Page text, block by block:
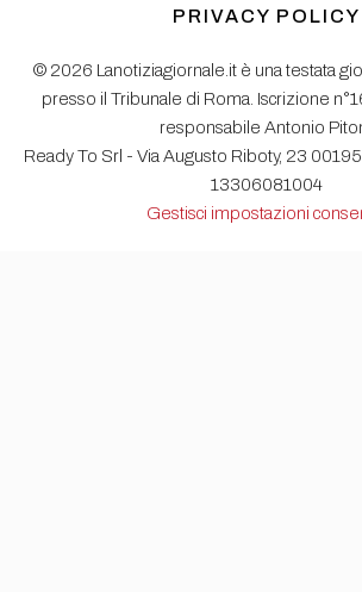
PRIVACY POLICY
© 2026 Lanotiziagiornale.it è una testata
presso il Tribunale di Roma. Iscrizione
responsabile Antonio
Ready To Srl - Via Augusto Riboty, 23 00195
13306081004
Gestisci impostazioni